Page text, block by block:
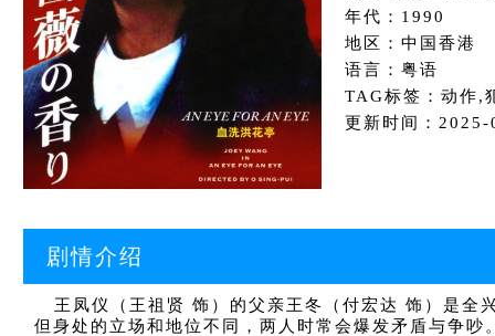
年代：1990
地区：中国香港
语言：粤语
TAG标签：动作,
更新时间：
剧情介绍
王凤仪（王祖贤 饰）的父亲王冬（付宏达 饰）是全
但身处的立场和地位不同，两人时常会爆发矛盾与争